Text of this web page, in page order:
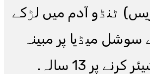
ٹنڈو آدم میں لڑکے
میڈیا پر مبینہ
پر 13 سالہ.